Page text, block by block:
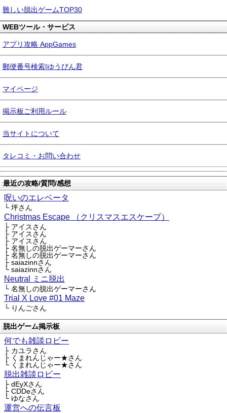
難しい脱出ゲームTOP30
WEBツール・サービス
アプリ攻略 AppGames
郵便番号検索|ゆうびん君
マイページ
掲示板ご利用ルール
当サイトについて
タレコミ・お問い合わせ
最近の攻略/質問/感想
呪いのエレベータ
└ 坪さん
Christmas Escape （クリスマスエスケープ）
├ アイスさん
├ アイスさん
├ アイスさん
├ 名無しの脱出ゲーマーさん
├ 名無しの脱出ゲーマーさん
├ saiazinnさん
└ saiazinnさん
Neutral ミニ脱出
└ 名無しの脱出ゲーマーさん
Trial X Love #01 Maze
└ りんごさん
脱出ゲーム掲示板
何でも雑談ロビー
├ カユラさん
├ くまれんじゃー★さん
└ くまれんじゃー★さん
脱出雑談ロビー
├ dEyXさん
├ CDDeさん
└ ゆなさん
運営への伝言板